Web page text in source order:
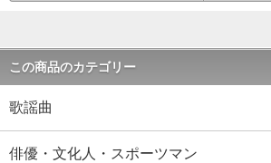
この商品のカテゴリー
歌謡曲
俳優・文化人・スポーツマン